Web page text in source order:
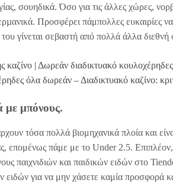
σουηδικά. Όσο για τις άλλες χώρες,
Προσφέρει πάμπολλες ευκαιρίες
του γίνεται σεβαστή από πολλά άλλα διεθνή
καζίνο | Δωρεάν διαδικτυακό
όλα δωρεάν – Διαδικτυακό καζίνο:
με μπόνους.
τόσα πολλά βιομηχανικά πλοία και
επομένως πάμε με το Under 2.5.
παιχνιδιών και παιδικών ειδών στο
ειδών για να μην χάσετε καμία προσφορά